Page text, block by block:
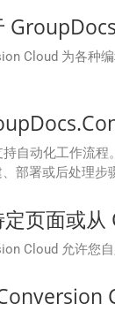
Cloud 为各种
自动化工作流
部署或后处理步
页面或从
Cloud 允许您